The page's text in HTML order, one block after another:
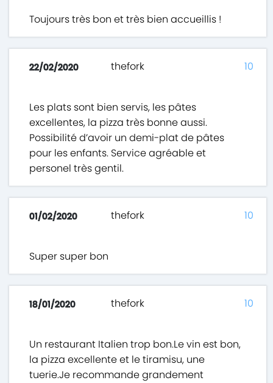
Toujours très bon et très bien accueillis !
22/02/2020 thefork
Les plats sont bien servis, les pâtes
excellentes, la pizza très bonne aussi.
Possibilité d’avoir un demi-plat de pâtes
pour les enfants. Service agréable et
personel très gentil.
10
01/02/2020 thefork
Super super bon
10
18/01/2020 thefork
Un restaurant Italien trop bon.Le vin est bon,
la pizza excellente et le tiramisu, une
tuerie.Je recommande grandement
10